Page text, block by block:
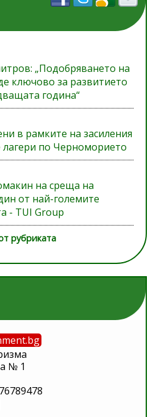
„Подобряването на
ключово за развитието
година“
в рамките на засиления
лагери по Черноморието
на среща на
от най-големите
- TUI Group
рубриката
№ 1